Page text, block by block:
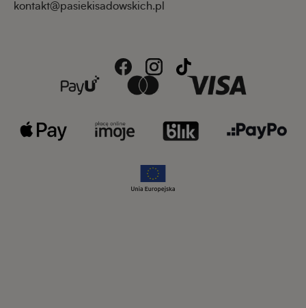
kontakt@pasiekisadowskich.pl